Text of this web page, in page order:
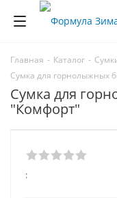
Главная - Каталог -
Сумка для горнолыжных
Сумка для
"Комфорт"
: